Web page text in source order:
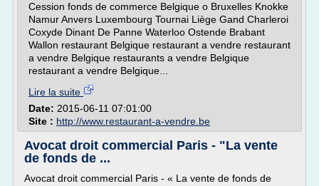
Cession fonds de commerce Belgique o Bruxelles Knokke
Namur Anvers Luxembourg Tournai Liège Gand Charleroi
Coxyde Dinant De Panne Waterloo Ostende Brabant
Wallon restaurant Belgique restaurant a vendre restaurant
a vendre Belgique restaurants a vendre Belgique
restaurant a vendre Belgique...
Lire la suite
Date: 2015-06-11 07:01:00
Site : http://www.restaurant-a-vendre.be
Avocat droit commercial Paris - "La vente
de fonds de ...
Avocat droit commercial Paris - « La vente de fonds de